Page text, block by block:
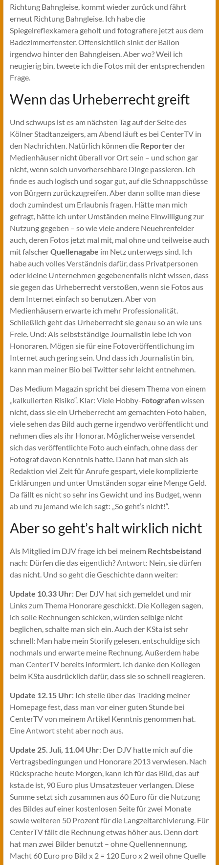
Richtung Bahngleise, kommt wieder zurück und fährt
erneut Richtung Bahngleise. Ich habe die
Spiegelreflexkamera geholt und fotografiere jetzt aus dem
Badezimmerfenster. Offensichtlich sinkt der Ballon
irgendwo hinter den Bahngleisen. Aber wo? Weil ich
neugierig bin, tweete ich die Fotos mit der entsprechenden
Frage.
Wenn das Urheberrecht greift
Und schwups ist es am nächsten Tag auf der Seite des
Kölner Stadtanzeigers, am Abend läuft es bei CenterTV in
den Nachrichten. Natürlich können die Reporterder
Medienhäuser nicht überall vor Ort sein – und schon gar
nicht, wenn solch unvorhersehbare Dinge passieren. Ich
finde es auch logisch und sogar gut, auf die Schnappschüsse
von Bürgern zurückzugreifen. Aber dann sollte man diese
doch zumindest um Erlaubnis fragen. Hätte man mich
gefragt, hätte ich unter Umständen meine Einwilligung zur
Nutzung gegeben – so wie viele andere Neuehrenfelder
auch, deren Fotos jetzt mal mit, mal ohne und teilweise auch
mit falscherQuellenagabe im Netz unterwegs sind. Ich
habe auch volles Verständnis dafür, dass Privatpersonen
oder kleine Unternehmen gegebenenfalls nicht wissen, dass
sie gegen das Urheberrecht verstoßen, wenn sie Fotos aus
dem Internet einfach so benutzen. Aber von
Medienhäusern erwarte ich mehr Professionalität.
Schließlich geht das Urheberrecht sie genau so an wie uns
Freie. Und: Als selbstständige Journalistin lebe ich von
Honoraren. Mögen sie für eine Fotoveröffentlichung im
Internet auch gering sein. Und dass ich Journalistin bin,
kann man meiner Bio bei Twitter sehr leicht entnehmen.
Das Medium Magazin spricht bei diesem Thema von einem
„kalkulierten Risiko“. Klar: Viele Hobby-Fotografenwissen
nicht, dass sie ein Urheberrecht am gemachten Foto haben,
viele sehen das Bild auch gerne irgendwo veröffentlicht und
nehmen dies als ihr Honorar. Möglicherweise versendet
sich das veröffentlichte Foto auch einfach, ohne dass der
Fotograf davon Kenntnis hatte. Dann hat man sich als
Redaktion viel Zeit für Anrufe gespart, viele komplizierte
Erklärungen und unter Umständen sogar eine Menge Geld.
Da fällt es nicht so sehr ins Gewicht und ins Budget, wenn
ab und zu jemand wie ich sagt: „So geht’s nicht!“.
Aber so geht’s halt wirklich nicht
Als Mitglied im DJV frage ich bei meinem Rechtsbeistand
nach: Dürfen die das eigentlich? Antwort: Nein, sie dürfen
das nicht. Und so geht die Geschichte dann weiter:
Update 10.33 Uhr: Der DJV hat sich gemeldet und mir
Links zum Thema Honorare geschickt. Die Kollegen sagen,
ich solle Rechnungen schicken, würden selbige nicht
beglichen, schalte man sich ein. Auch der KSta ist sehr
schnell: Man habe mein Storify gelesen, entschuldige sich
nochmals und erwarte meine Rechnung. Außerdem habe
man CenterTV bereits informiert. Ich danke den Kollegen
beim KSta ausdrücklich dafür, dass sie so schnell reagieren.
Update 12.15 Uhr: Ich stelle über das Tracking meiner
Homepage fest, dass man vor einer guten Stunde bei
CenterTV von meinem Artikel Kenntnis genommen hat.
Eine Antwort steht aber noch aus.
Update 25. Juli, 11.04 Uhr: Der DJV hatte mich auf die
Vertragsbedingungen und Honorare 2013 verwiesen. Nach
Rücksprache heute Morgen, kann ich für das Bild, das auf
ksta.de ist, 90 Euro plus Umsatzsteuer verlangen. Diese
Summe setzt sich zusammen aus 60 Euro für die Nutzung
des Bildes auf einer kostenlosen Seite für zwei Monate
sowie weiteren 50 Prozent für die Langzeitarchivierung. Für
CenterTV fällt die Rechnung etwas höher aus. Denn dort
hat man zwei Bilder benutzt – ohne Quellennennung.
Macht 60 Euro pro Bild x 2 = 120 Euro x 2 weil ohne Quelle